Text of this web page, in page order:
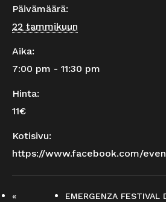
Päivämäärä:
22 tammikuun
Aika:
7:00 pm - 11:30 pm
Hinta:
11€
Kotisivu:
https://www.facebook.com/
«
EMERGENZA